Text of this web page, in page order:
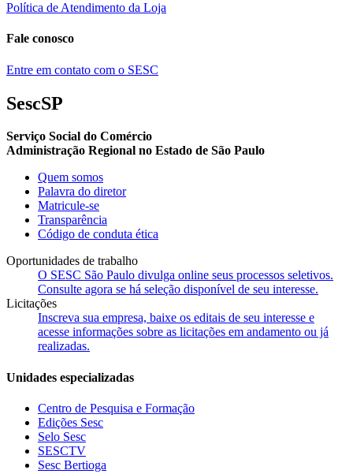
Política de Atendimento da Loja
Fale conosco
Entre em contato com o SESC
SescSP
Serviço Social do Comércio
Administração Regional no Estado de São Paulo
Quem somos
Palavra do diretor
Matricule-se
Transparência
Código de conduta ética
Oportunidades de trabalho
O SESC São Paulo divulga online seus processos seletivos.
Consulte agora se há seleção disponível de seu interesse.
Licitações
Inscreva sua empresa, baixe os editais de seu interesse e
acesse informações sobre as licitações em andamento ou já
realizadas.
Unidades especializadas
Centro de Pesquisa e Formação
Edições Sesc
Selo Sesc
SESCTV
Sesc Bertioga